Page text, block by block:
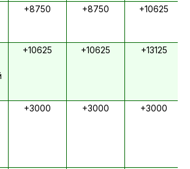
+8750 +8750 +10625
+10625 +10625 +13125
+3000 +3000 +3000